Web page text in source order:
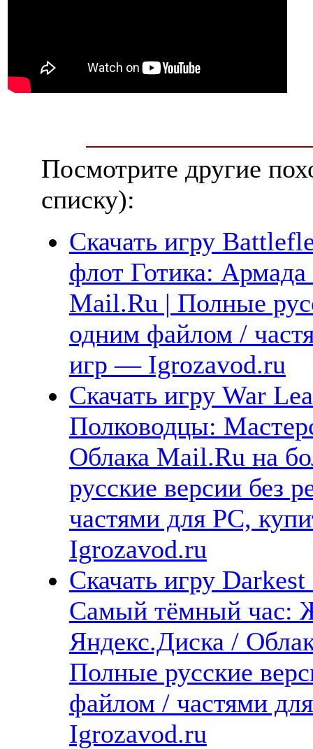
Посмотрите другие
списку):
Скачать игру
флот Готика:
Mail.Ru | Полные
одним файлом /
игр — Igrozavod.ru
Скачать игру War
Полководцы:
Облака Mail.Ru на
русские версии без
частями для PC,
Igrozavod.ru
Скачать игру
Самый тёмный час:
Яндекс.Диска /
Полные русские
файлом / частями
Igrozavod.ru